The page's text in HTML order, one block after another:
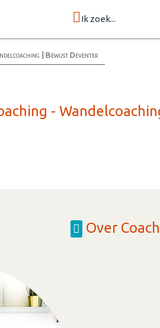
Ik zoek...
| Bewust Deventer
-
Over